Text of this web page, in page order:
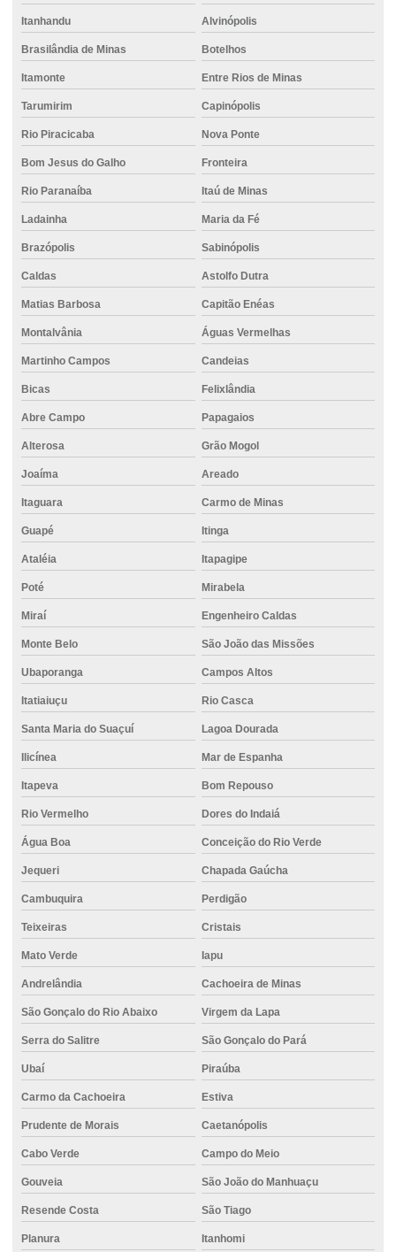
Empilhadeira para movimentação de mercadorias
Empilhadeira para obras industriais
Empilhadeira robusta para locação
Empresa de cimento
Empresa de concreto
Empresa de concreto bombeado
Empresa de concreto Divinópolis
Empresa de concreto Itaúna
Empresa de concreto pronto
Empresa estaca escavada
Empresa de locação de empilhadeira
Empresa de projeto de fundações especiais
Empresas de fundações
Empresas de fundações especiais
Empresas de projeto de fundações
Estaca de concreto para fundação
Estaca escavada com água
Estaca escavada com bentonita
Estaca escavada de concreto
Estaca escavada perfuratriz
Estaca escavada rotativa
Estaca escavada a seco
Estaca escavada trado
Estaca escavada com trado helicoidal
Estaca escavada com trado mecânico
Estaca escavada trator
Estaca hélice contínua
Estaca tipo hélice contínua monitorada
Estacas para fundações
Estacas para reforço de fundação
Execução estaca escavada
Execução de fundações
Execução de piso de concreto
Fabrica de concreto usinado
Fornecedor de cimento ensacado
Itanhandu Alvinópolis
Brasilândia de Minas Botelhos
Itamonte Entre Rios de Minas
Tarumirim Capinópolis
Rio Piracicaba Nova Ponte
Bom Jesus do Galho Fronteira
Rio Paranaíba Itaú de Minas
Ladainha Maria da Fé
Brazópolis Sabinópolis
Caldas Astolfo Dutra
Matias Barbosa Capitão Enéas
Montalvânia Águas Vermelhas
Martinho Campos Candeias
Bicas Felixlândia
Abre Campo Papagaios
Alterosa Grão Mogol
Joaíma Areado
Itaguara Carmo de Minas
Guapé Itinga
Ataléia Itapagipe
Poté Mirabela
Miraí Engenheiro Caldas
Monte Belo São João das Missões
Ubaporanga Campos Altos
Itatiaiuçu Rio Casca
Santa Maria do Suaçuí Lagoa Dourada
Ilicínea Mar de Espanha
Itapeva Bom Repouso
Rio Vermelho Dores do Indaiá
Água Boa Conceição do Rio Verde
Jequeri Chapada Gaúcha
Cambuquira Perdigão
Teixeiras Cristais
Mato Verde Iapu
Andrelândia Cachoeira de Minas
São Gonçalo do Rio Abaixo Virgem da Lapa
Serra do Salitre São Gonçalo do Pará
Ubaí Piraúba
Carmo da Cachoeira Estiva
Prudente de Morais Caetanópolis
Cabo Verde Campo do Meio
Gouveia São João do Manhuaçu
Resende Costa São Tiago
Planura Itanhomi